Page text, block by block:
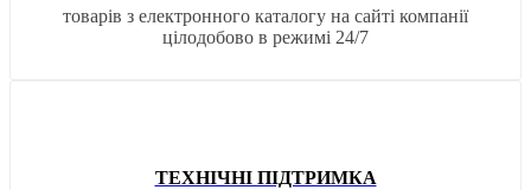
товарів з електронного каталогу на сайті компанії
цілодобово в режимі 24/7
ТЕХНІЧНІ ПІДТРИМКА